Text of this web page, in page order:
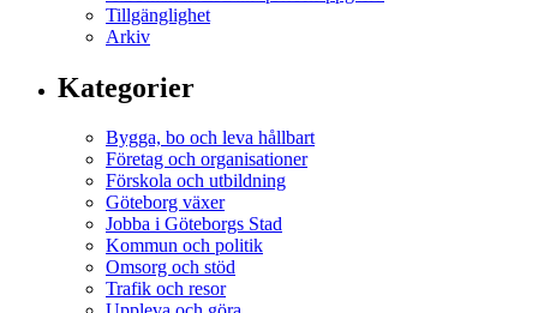
Tillgänglighet
Arkiv
Kategorier
Bygga, bo och leva hållbart
Företag och organisationer
Förskola och utbildning
Göteborg växer
Jobba i Göteborgs Stad
Kommun och politik
Omsorg och stöd
Trafik och resor